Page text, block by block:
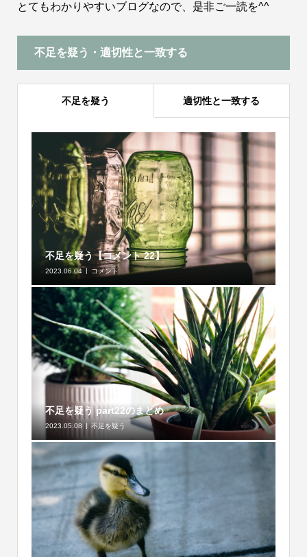
とてもわかりやすいブログなので、是非ご一読を^^
不足を疑う・適切性と一致する
不足を疑う 適切性と一致する
不足を疑う【コメント 22】
2023.06.04 コメント
不足を疑う part22のまとめ
2023.05.08 不足を疑う